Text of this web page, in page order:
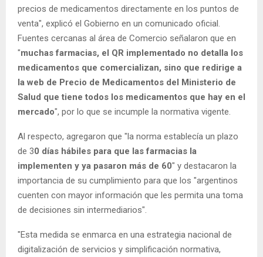
precios de medicamentos directamente en los puntos de
venta", explicó el Gobierno en un comunicado oficial.
Fuentes cercanas al área de Comercio señalaron que en
"muchas farmacias, el QR implementado no detalla los
medicamentos que comercializan, sino que redirige a
la web de Precio de Medicamentos del Ministerio de
Salud que tiene todos los medicamentos que hay en el
mercado", por lo que se incumple la normativa vigente.
Al respecto, agregaron que "la norma establecía un plazo
de 30 días hábiles para que las farmacias la
implementen y ya pasaron más de 60" y destacaron la
importancia de su cumplimiento para que los "argentinos
cuenten con mayor información que les permita una toma
de decisiones sin intermediarios".
"Esta medida se enmarca en una estrategia nacional de
digitalización de servicios y simplificación normativa,